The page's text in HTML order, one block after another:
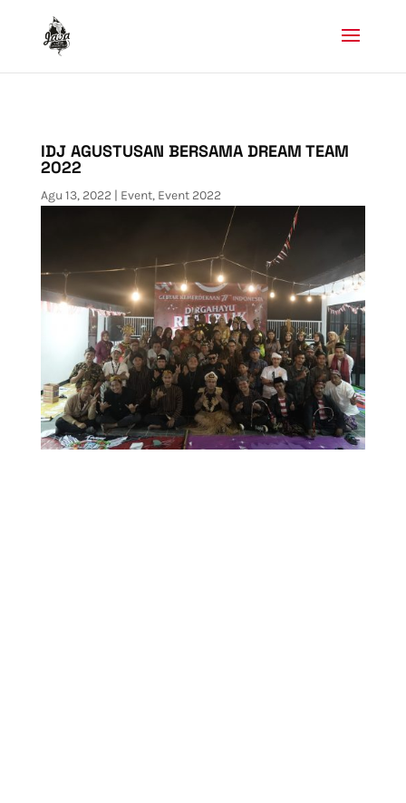
IDJ AGUSTUSAN BERSAMA DREAM TEAM
2022
Agu 13, 2022| Event, Event 2022